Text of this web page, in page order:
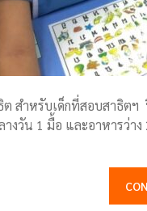
สำหรับเด็กที่สอบสาธิตฯ
งวัน 1 มื้อ และอาหารว่า